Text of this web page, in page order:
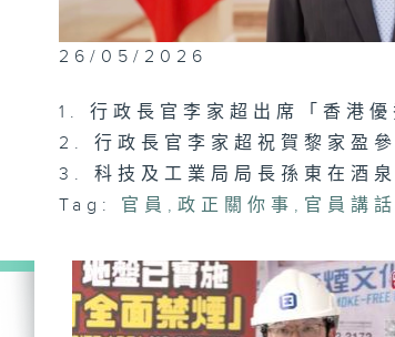
26/05/2026
1. 行政長官李家超出席「香港
2. 行政長官李家超祝賀黎家盈
3. 科技及工業局局長孫東在酒
Tag:
官員 ,政正關你事 , 官員講